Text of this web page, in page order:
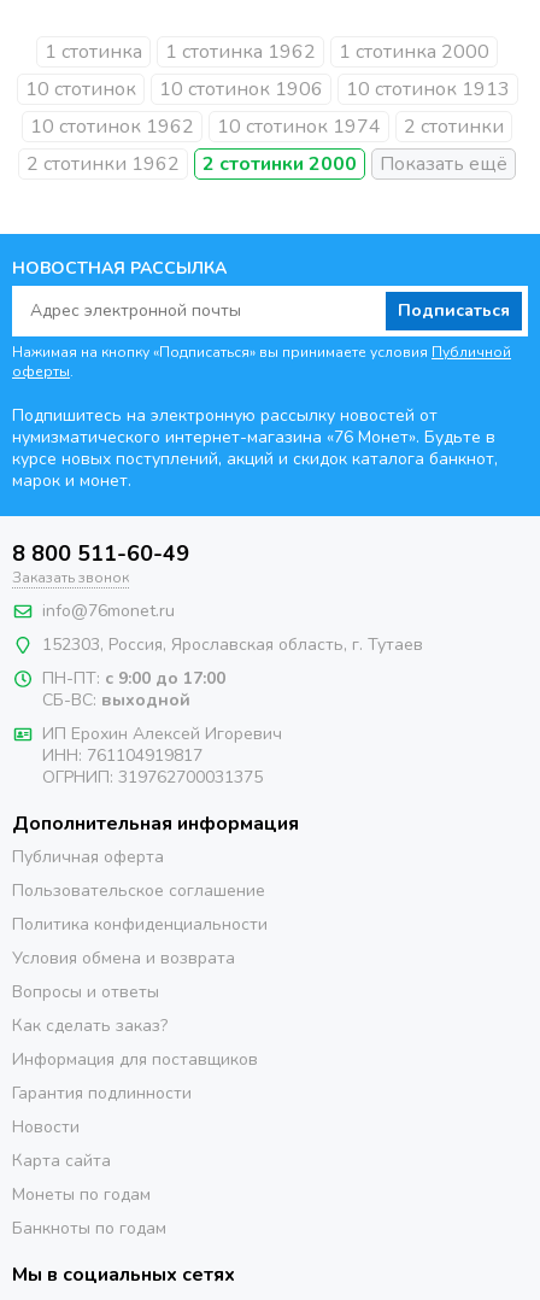
1 стотинка 1 стотинка 1962
1 стотинка 2000
10 стотинок
10 стотинок 1906
10 стотинок 1913
10 стотинок 1962
10 стотинок 1974
2 стотинки
2 стотинки 1962
2 стотинки 2000
НОВОСТНАЯ РАССЫЛКА
Подписаться
Нажимая на кнопку «Подписаться» вы принимаете условия Публичной
оферты.
Подпишитесь на электронную рассылку новостей от
нумизматического интернет-магазина «76 Монет». Будьте в
курсе новых поступлений, акций и скидок каталога банкнот,
марок и монет.
8 800 511-60-49
Заказать звонок
info@76monet.ru
152303, Россия, Ярославская область, г. Тутаев
ПН-ПТ: с 9:00 до 17:00
СБ-ВС: выходной
ИП Ерохин Алексей Игоревич
ИНН: 761104919817
ОГРНИП: 319762700031375
Дополнительная информация
Публичная оферта
Пользовательское соглашение
Политика конфиденциальности
Условия обмена и возврата
Вопросы и ответы
Как сделать заказ?
Информация для поставщиков
Гарантия подлинности
Новости
Карта сайта
Монеты по годам
Банкноты по годам
Мы в социальных сетях